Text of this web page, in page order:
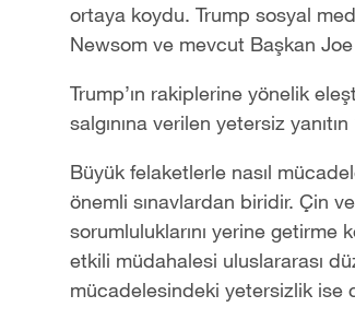
ortaya koydu. Trump sosyal
Newsom ve mevcut Başkan
Trump’ın rakiplerine yönelik
salgınına verilen yetersiz
Büyük felaketlerle nasıl
önemli sınavlardan biridir. Çin
sorumluluklarını yerine getirme
etkili müdahalesi uluslararası
mücadelesindeki yetersizlik ise